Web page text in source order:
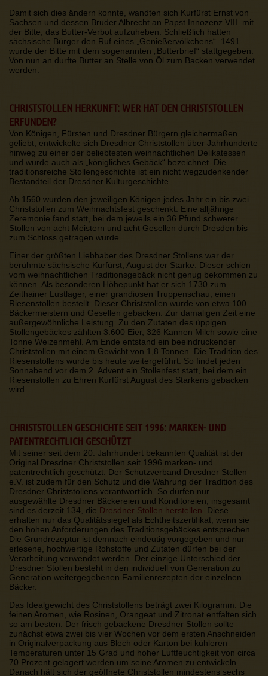
Damit sich dies ändern konnte, wandten sich Kurfürst Ernst von
Sachsen und dessen Bruder Albrecht an Papst Innozenz VIII. mit
der Bitte, das Butter-Verbot aufzuheben. Schließlich hatten
sächsische Bürger den Ruf eines „Genießervölkchens“. 1491
wurde der Bitte mit dem sogenannten „Butterbrief“ stattgegeben.
Von nun an durfte Butter an Stelle von Öl zum Backen verwendet
werden.
CHRISTSTOLLEN HERKUNFT: WER HAT DEN CHRISTSTOLLEN
ERFUNDEN?
Von Königen, Fürsten und Dresdner Bürgern gleichermaßen
geliebt, entwickelte sich Dresdner Christstollen über Jahrhunderte
hinweg zu einer der beliebtesten weihnachtlichen Delikatessen
und wurde auch als „königliches Gebäck“ bezeichnet. Die
traditionsreiche Stollengeschichte ist ein nicht wegzudenkender
Bestandteil der Dresdner Kulturgeschichte.
Ab 1560 wurden den jeweiligen Königen jedes Jahr ein bis zwei
Christstollen zum Weihnachtsfest geschenkt. Eine alljährige
Zeremonie fand statt, bei dem jeweils ein 36 Pfund schwerer
Stollen von acht Meistern und acht Gesellen durch Dresden bis
zum Schloss getragen wurde.
Einer der größten Liebhaber des Dresdner Stollens war der
berühmte sächsische Kurfürst, August der Starke. Dieser schien
vom weihnachtlichen Traditionsgebäck nicht genug bekommen zu
können. Als besonderen Höhepunkt hat er sich 1730 zum
Zeithainer Lustlager, einer grandiosen Truppenschau, einen
Riesenstollen bestellt. Dieser Christstollen wurde von etwa 100
Bäckermeistern und Gesellen gebacken. Zur damaligen Zeit eine
außergewöhnliche Leistung. Zu den Zutaten des üppigen
Stollengebäckes zählten 3.600 Eier, 326 Kannen Milch sowie eine
Tonne Weizenmehl. Am Ende entstand ein beeindruckender
Christstollen mit einem Gewicht von 1,8 Tonnen. Die Tradition des
Riesenstollens wurde bis heute weitergeführt. So findet jeden
Sonnabend vor dem 2. Advent ein Stollenfest statt, bei dem ein
Riesenstollen zu Ehren Kurfürst August des Starkens gebacken
wird.
CHRISTSTOLLEN GESCHICHTE SEIT 1996: MARKEN- UND
PATENTRECHTLICH GESCHÜTZT
Mit seiner seit dem 20. Jahrhundert bekannten Qualität ist der
Original Dresdner Christstollen seit 1996 marken- und
patentrechtlich geschützt. Der Schutzverband Dresdner Stollen
e.V. ist zudem für den Schutz und die Wahrung der Tradition des
Dresdner Christstollens verantwortlich. So dürfen nur
ausgewählte Dresdner Bäckereien und Konditoreien, insgesamt
sind es derzeit 134, die Dresdner Stollen herstellen . Diese
erhalten nur das Qualitätssiegel als Echtheitszertifikat, wenn sie
den hohen Anforderungen des Traditionsgebäckes entsprechen.
Die Grundrezeptur ist demnach eindeutig vorgegeben und nur
erlesene, hochwertige Rohstoffe und Zutaten dürfen bei der
Verarbeitung verwendet werden. Der einzige Unterschied der
Dresdner Stollen besteht in den individuell von Generation zu
Generation weitergegebenen Familienrezepten der einzelnen
Bäcker.
Das Idealgewicht des Christstollens beträgt zwei Kilogramm. Die
feinen Aromen, wie Rosinen, Orangeat und Zitronat entfalten sich
so am besten. Der frisch gebackene Dresdner Stollen sollte
zunächst etwa zwei bis vier Wochen vor dem ersten Anschneiden
in Originalverpackung aus Blech oder Karton bei kühleren
Temperaturen unter 15 Grad und hoher Luftfeuchtigkeit von circa
70 Prozent gelagert werden um seine Aromen zu entwickeln.
Danach hält sich der geöffnete Christstollen mindestens sechs